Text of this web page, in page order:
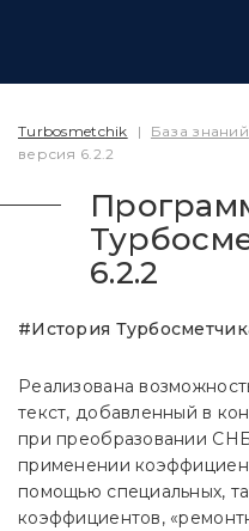
Turbosmetchik | База знаний
версия 6.2.2
6.2.2
#История
Реализована
текст, добавленный в
при преобразовании
применении
помощью специальных,
коэффициентов,